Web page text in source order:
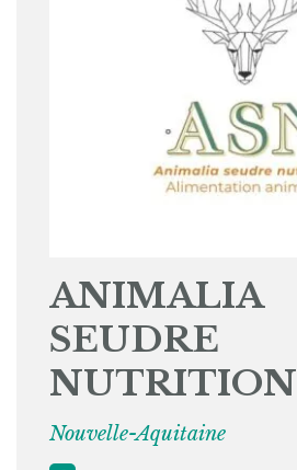
ANIMALIA
SEUDRE
NUTRITION
Nouvelle-Aquitaine